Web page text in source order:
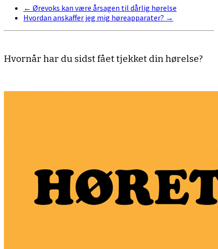
← Ørevoks kan være årsagen til dårlig hørelse
Hvordan anskaffer jeg mig høreapparater? →
Hvornår har du sidst fået tjekket din hørelse?